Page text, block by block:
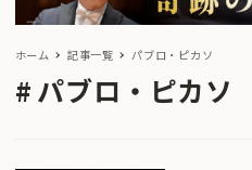
ホーム 記事一覧 パブロ・ピカソ
パブロ・ピカソ